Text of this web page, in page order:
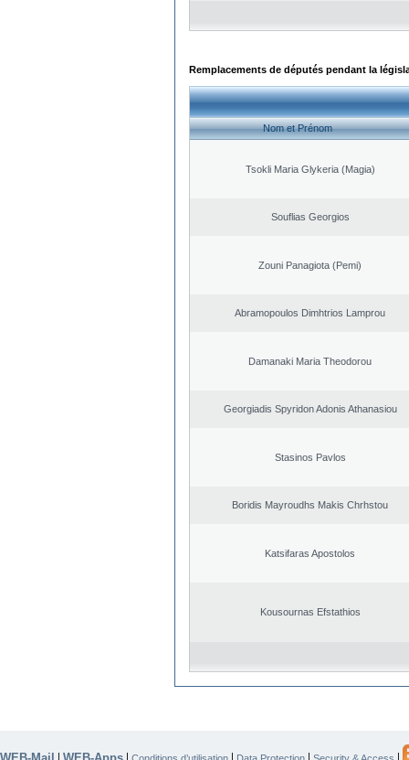
Remplacements de députés pendant la
Nom et Prénom
Tsokli Maria Glykeria (Magia)
Souflias Georgios
Zouni Panagiota (Pemi)
Abramopoulos Dimhtrios Lamprou
Damanaki Maria Theodorou
Georgiadis Spyridon Adonis Athanasiou
Stasinos Pavlos
Boridis Mayroudhs Makis Chrhstou
Katsifaras Apostolos
Kousournas Efstathios